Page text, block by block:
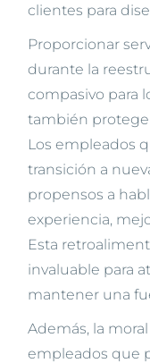
clientes para
Proporcionar
durante la
compasivo para
también
Los empleados
transición a
propensos a
experiencia,
Esta
invaluable para
mantener una
Además, la
empleados que